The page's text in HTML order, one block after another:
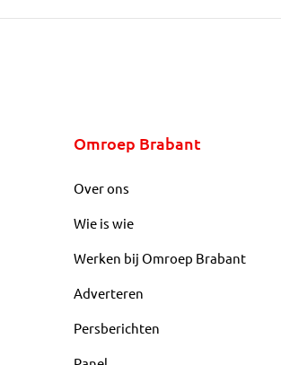
Omroep Brabant
Over ons
Wie is wie
Werken bij Omroep Brabant
Adverteren
Persberichten